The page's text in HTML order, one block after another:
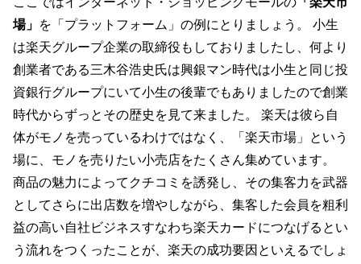
場」 を「プラットフォーム」の例にとりましょう。 小生
は楽天グループ企業の取締役もしておりましたし、何より
創業者である三木谷浩史氏は興銀マン時代は小生と同じ投
資銀行グループにいて小生の後輩でもありましたので創業
時代からずっとその歴史を見て来ました。 楽天は彼ら自
体がモノを売っているわけではなく、「楽天市場」という
場に、モノを売りたい小売店をたくさん集めています。
商品の魅力によってクチコミを誘発し、その集客力を武器
としてさらに出店数を増やしながら、集客した会員を粗利
益の高い自社ビジネスすなわち楽天カードにつなげるとい
う流れをつくったことが、楽天の成功要因といえるでしょ